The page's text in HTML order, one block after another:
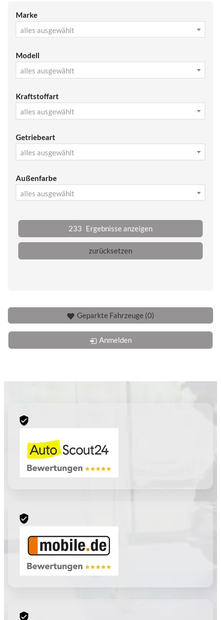
Marke
alles ausgewählt
Modell
alles ausgewählt
Kraftstoffart
alles ausgewählt
Getriebeart
alles ausgewählt
Außenfarbe
alles ausgewählt
233 Ergebnisse anzeigen
zurücksetzen
Geparkte Fahrzeuge (0)
Anmelden